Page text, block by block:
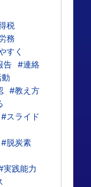
税
務
すく
告 #連絡
#教え方
#スライド
#脱炭素
実践能力